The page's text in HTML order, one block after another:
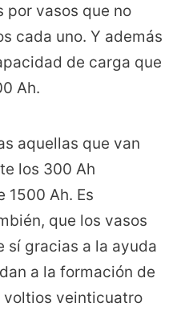
por vasos que no
cada uno. Y además
de carga que
Ah.
aquellas que van
los 300 Ah
1500 Ah. Es
que los vasos
sí gracias a la ayuda
a la formación de
voltios veinticuatro